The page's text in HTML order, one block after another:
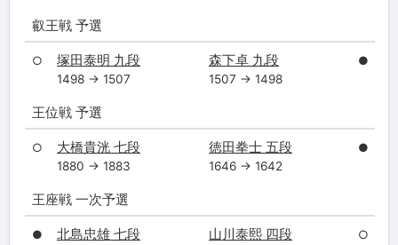
叡王戦 予選
○ 塚田泰明 九段
1498 → 1507
森下卓 九段
1507 → 1498
●
王位戦 予選
○ 大橋貴洸 七段
1880 → 1883
徳田拳士 五段
1646 → 1642
●
王座戦 一次予選
● 北島忠雄 七段 山川泰熙 四段 ○